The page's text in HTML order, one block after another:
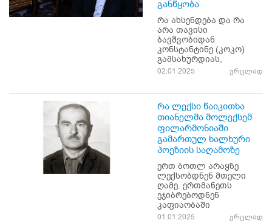
განწყობა
რა ახსენდება და რა
არა თავისი
ბავშვობიდან
კონსტანტინე (კოკო)
გამსახურდიას,
02.01.2025 ვრცლად
რა ლექსი წაიკითხა
თიანელმა მოლექსემ
ფილარმონიაში
გამართულ ხალხური
პოეზიის საღამოზე
ერთ ბოთლ არაყზე
ლექსობდნენ მთელი
ღამე. ერთმანეთს
ეჯიბრებოდნენ
კაფიაობაში
01.01.2025 ვრცლად